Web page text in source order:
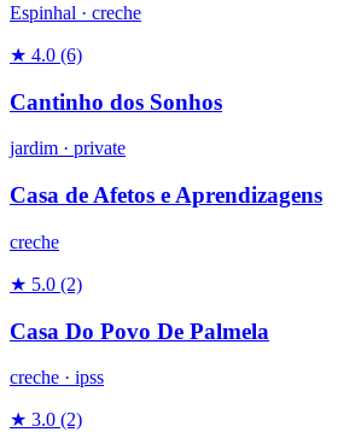
Espinhal · creche
★ 4.0 (6)
Cantinho dos Sonhos
jardim · private
Casa de Afetos e Aprendizagens
creche
★ 5.0 (2)
Casa Do Povo De Palmela
creche · ipss
★ 3.0 (2)